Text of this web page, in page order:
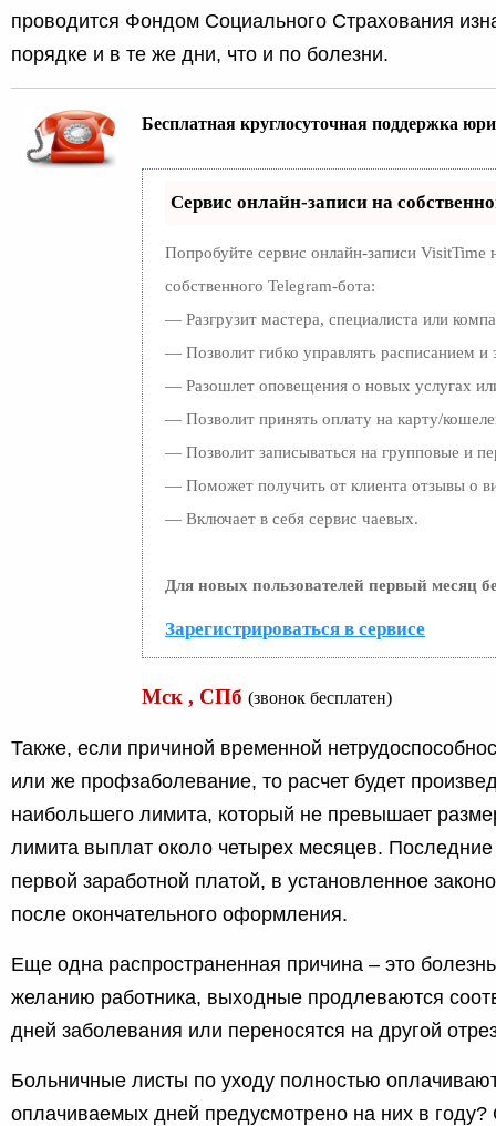
проводится Фондом Социального Страхования
порядке и в те же дни, что и по болезни.
Бесплатная круглосуточная поддержка
Сервис онлайн-записи на
Попробуйте сервис онлайн-записи VisitTime
собственного Telegram-бота:
— Разгрузит мастера, специалиста или
— Позволит гибко управлять расписанием и
— Разошлет оповещения о новых услугах
— Позволит принять оплату на карту/
— Позволит записываться на групповые и
— Поможет получить от клиента отзывы о
— Включает в себя сервис чаевых.
Для новых пользователей первый месяц
Зарегистрироваться в сервисе
Мск , СПб(звонок бесплатен)
Также, если причиной временной
или же профзаболевание, то расчет будет
наибольшего лимита, который не превышает
лимита выплат около четырех месяцев.
первой заработной платой, в установленное
после окончательного оформления.
Еще одна распространенная причина – это
желанию работника, выходные продлеваются
дней заболевания или переносятся на другой
Больничные листы по уходу полностью
оплачиваемых дней предусмотрено на них в году?